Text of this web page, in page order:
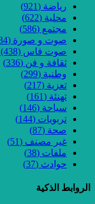
رياضة (921)
محلية (622)
مجتمع (586)
صوت و صورة (484)
صوت فاس Tv (438)
ثقافة و فن (336)
وطنية (299)
تعزية (217)
تهنئة (161)
سياحة (146)
تربويات (144)
صحة (87)
غير مصنف (51)
ملفات (38)
حوادث (37)
الروابط الذكية